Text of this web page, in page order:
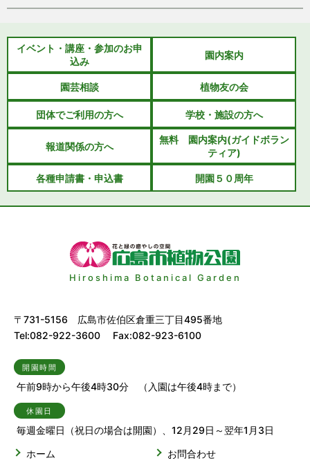
イベント・講座・参加のお申
込み
園内案内
園芸相談 植物友の会
団体でご利用の方へ 学校・施設の方へ
報道関係の方へ
無料 園内案内(ガイドボラン
ティア)
各種申請書・申込書 開園５０周年
Hiroshima Botanical Garden
〒731-5156 広島市佐伯区倉重三丁目495番地
Tel:082-922-3600 Fax:082-923-6100
開園時間
午前9時から午後4時30分 （入園は午後4時まで）
休園日
毎週金曜日（祝日の場合は開園）、12月29日～翌年1月3日
ホーム
お問合わせ